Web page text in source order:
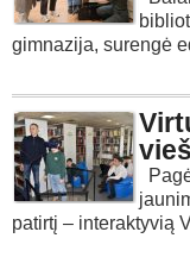
gimnazija, surengė
patirtį – interaktyvią